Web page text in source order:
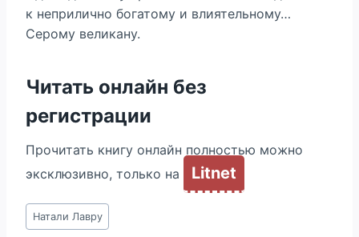
к неприлично богатому и влиятельному…
Серому великану.
Читать онлайн без
регистрации
Прочитать книгу онлайн полностью можно
эксклюзивно, только на
Litnet
Метки
записи:
Натали Лавру